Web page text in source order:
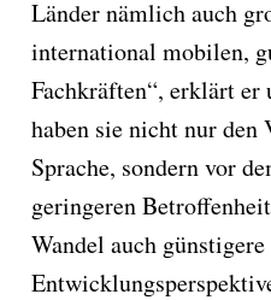
Länder nämlich auch
international mobilen,
Fachkräften“, erklärt er
haben sie nicht nur
Sprache, sondern vor
geringeren
Wandel auch günstigere